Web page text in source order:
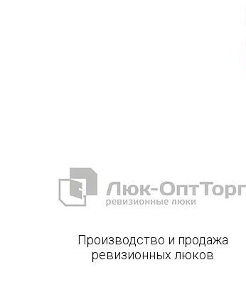
Производство и продажа
ревизионных люков